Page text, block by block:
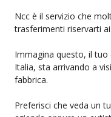
Ncc è il servizio che
trasferimenti riservarti
Immagina questo, il tuo
Italia, sta arrivando a
fabbrica.
Preferisci che veda un